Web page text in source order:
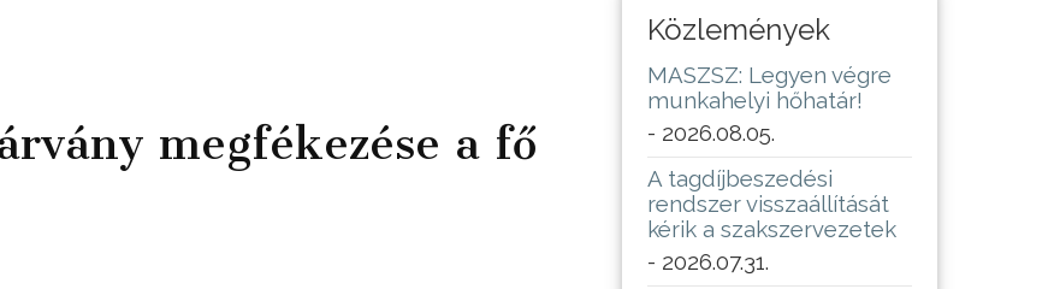
megfékezése a fő
Közlemények
MASZSZ: Legyen végre
munkahelyi hőhatár!
- 2026.08.05.
A tagdíjbeszedési
rendszer visszaállítását
kérik a szakszervezetek
- 2026.07.31.